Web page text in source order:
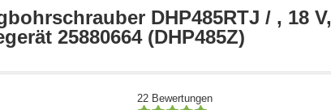
DHP485RTJ / , 18 V,
25880664 (DHP485Z)
22 Bewertungen